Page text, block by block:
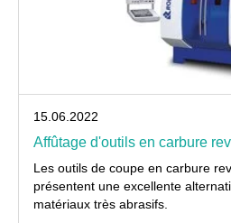
15.06.2022
Affûtage d'outils en carbure
Les outils de coupe en carbure
présentent une excellente
matériaux très abrasifs.